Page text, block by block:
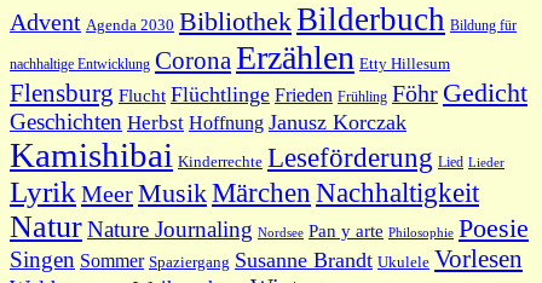
Advent Agenda 2030 BibliothekBilderbuch Bildung für
nachhaltige Entwicklung Corona Erzählen Etty Hillesum
Flensburg Flucht Flüchtlinge Frieden Frühling Föhr Gedicht
Geschichten Herbst Hoffnung Janusz Korczak
Kamishibai Kinderrechte Leseförderung Lied Lieder
Lyrik MeerMusikMärchen Nachhaltigkeit
NaturNature Journaling Nordsee Pan y arte Philosophie Poesie
Singen Sommer Spaziergang Susanne Brandt Ukulele Vorlesen